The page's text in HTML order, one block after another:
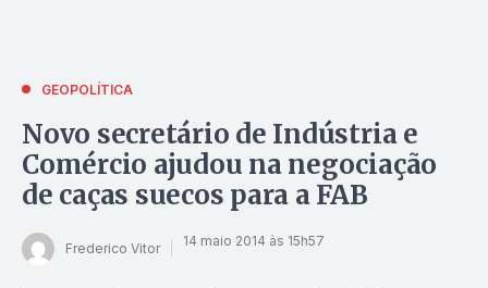
GEOPOLÍTICA
Novo secretário de Indústria e
Comércio ajudou na negociação
de caças suecos para a FAB
Frederico Vitor 14 maio 2014 às 15h57